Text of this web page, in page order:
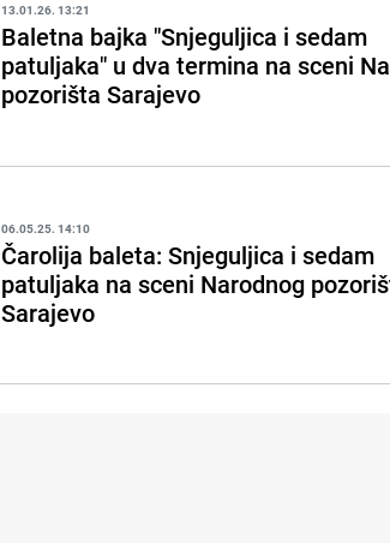
13.01.26. 13:21
Baletna bajka "Snjeguljica i sedam
patuljaka" u dva termina na sceni
pozorišta Sarajevo
06.05.25. 14:10
Čarolija baleta: Snjeguljica i sedam
patuljaka na sceni Narodnog
Sarajevo